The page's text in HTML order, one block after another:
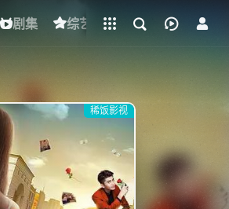
剧集 综艺 动漫 短剧
下载客户端
稀饭影视